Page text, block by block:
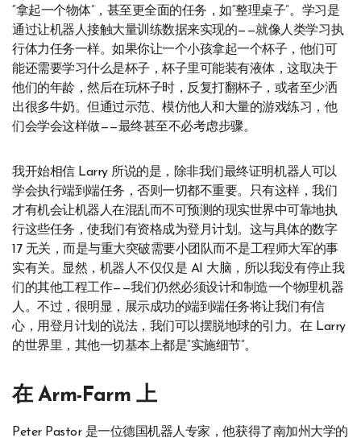
“拿起一个物体”，甚至更全面的任务，如“整理桌子”。学习是
通过让机器人接触大量训练数据来实现的——就像人类学习执
行体力任务一样。如果你让一个小孩拿起一个杯子，他们可
能还需要学习什么是杯子，杯子里可能装有液体，这取决于
他们的年龄，然后在玩杯子时，反复打翻杯子，或者至少洒
出很多牛奶。但通过示范、模仿他人和大量的游戏练习，他
们会学会这样做——最终甚至不必考虑步骤。
我开始相信 Larry 所说的是，除非我们最终证明机器人可以
学会执行端到端任务，否则一切都不重要。只有这样，我们
才有机会让机器人在混乱而不可预测的现实世界中可靠地执
行这些任务，使我们有资格成为登月计划。这与具体的数字
17 无关，而是与重大突破需要小团队而不是工程师大军的事
实有关。显然，机器人不仅仅是 AI 大脑，所以我没有停止我
们的其他工程工作——我们仍然必须设计和制造一个物理机器
人。不过，很明显，展示成功的端到端任务将让我们有信
心，用登月计划的说法，我们可以摆脱地球的引力。在 Larry
的世界里，其他一切基本上都是“实施细节”。
在 Arm-Farm 上
Peter Pastor 是一位德国机器人专家，他获得了南加州大学的